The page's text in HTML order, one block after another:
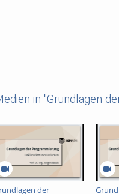
in "Grundlagen
der